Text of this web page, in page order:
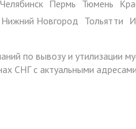
Челябинск Пермь Тюмень
Нижний Новгород Тольятти
по вывозу и утилизации
СНГ с актуальными